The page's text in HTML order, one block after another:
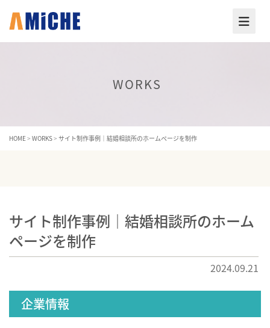
WORKS
HOME> WORKS> サイト制作事例｜結婚相談所のホームページを制作
サイト制作事例｜結婚相談所のホーム
ページを制作
2024.09.21
企業情報